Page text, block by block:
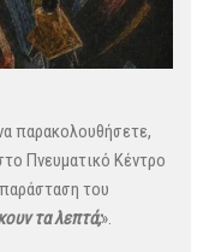
παρακολουθήσετε,
Πνευματικό Κέντρο
του
τα λεπτά;».